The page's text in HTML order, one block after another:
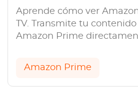
Aprende cómo ver
TV. Transmite tu
Amazon Prime
Amazon Prime